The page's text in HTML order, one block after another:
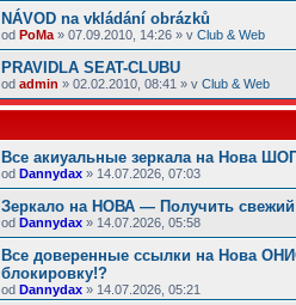
NÁVOD na vkládání obrázků
od PoMa » 07.09.2010, 14:26 » v Club & Web
PRAVIDLA SEAT-CLUBU
od admin » 02.02.2010, 08:41 » v Club & Web
Все акиуальные зеркала на Нова
od Dannydax » 14.07.2026, 07:03
Зеркало на НОВА — Получить
od Dannydax » 14.07.2026, 05:58
Все доверенные ссылки на Нова
блокировку!?
od Dannydax » 14.07.2026, 05:21